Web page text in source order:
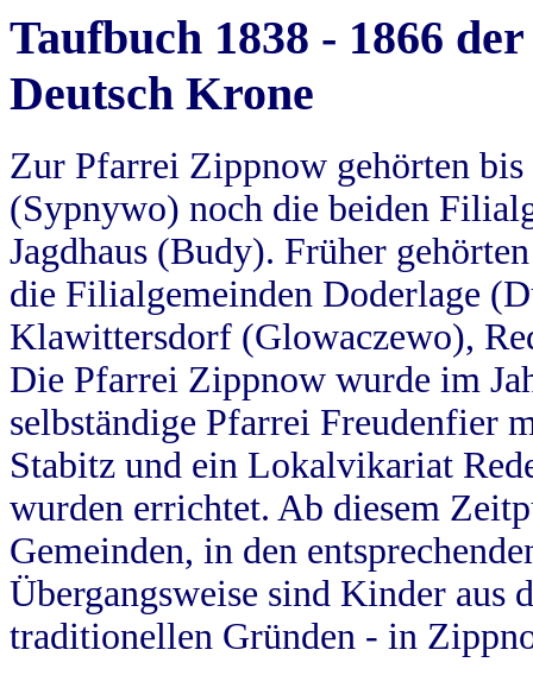
Taufbuch 1838 - 1866
Deutsch Krone
Zur Pfarrei Zippnow gehörten
(Sypnywo) noch die beiden
Jagdhaus (Budy). Früher
die Filialgemeinden Doderlage
Klawittersdorf (Glowaczewo),
Die Pfarrei Zippnow wurde im
selbständige Pfarrei Freudenfier
Stabitz und ein Lokalvikariat
wurden errichtet. Ab diesem
Gemeinden, in den
Übergangsweise sind Kinder aus
traditionellen Gründen - in